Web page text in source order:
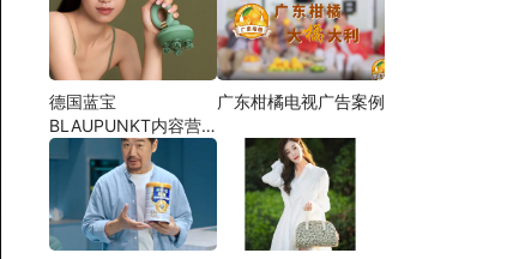
德国蓝宝
BLAUPUNKT内容营
销案例
广东柑橘电视广告案例